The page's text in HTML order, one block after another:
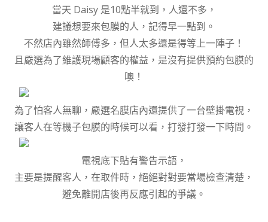
當天 Daisy 是10點半就到，人還不多，
建議想要來包膜的人，記得早一點到。
不然店內雖然師傅多，但人太多還是得等上一陣子！
且嚴選為了維護現場顧客的權益，是沒有提供預約包膜的
噢！
為了怕客人無聊，嚴選名膜店內還提供了一台壁掛電視，
讓客人在等機子包膜的時候可以看，打發打發一下時間。
電視底下貼有警告示語，
主要是提醒客人，在取件時，絕絕對對要當場檢查清楚，
避免離開店後再反應引起的爭議。